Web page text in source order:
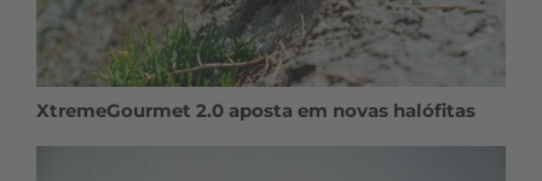
XtremeGourmet 2.0 aposta em novas halófitas